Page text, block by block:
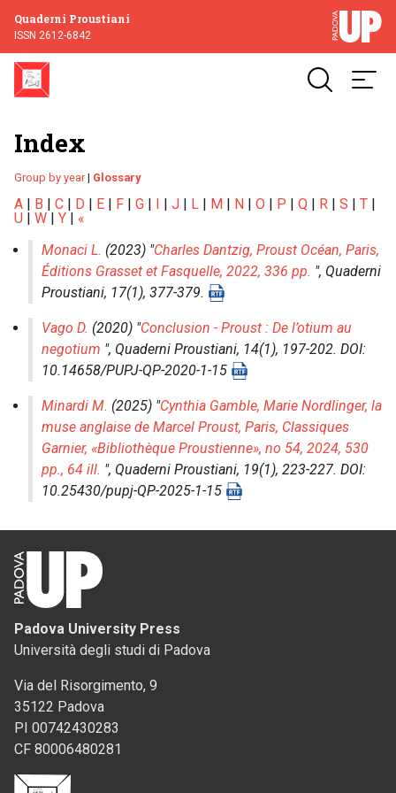
Quaderni Proustiani
ISSN 2612-6842
Index
Group by year | Glossary
A | B | C | D | E | F | G | I | J | L | M | N | O | P | Q | R | S | T |
U | W | Y | «
Monaci L. (2023) "Charles Dantzig, Proust Océan, Paris,
Éditions Grasset et Fasquelle, 2022, 336 pp. ", Quaderni
Proustiani, 17(1), 377-379.
Vago D. (2020) "Conclusion - Proust : De l’otium au
negotium ", Quaderni Proustiani, 14(1), 197-202. DOI:
10.14658/PUPJ-QP-2020-1-15
Minardi M. (2025) "Cynthia Gamble, Marie Nordlinger, la
muse anglaise de Marcel Proust, Paris, Classiques
Garnier, «Bibliothèque Proustienne», no 54, 2024, 530
pp., 64 ill. ", Quaderni Proustiani, 19(1), 223-227. DOI:
10.25430/pupj-QP-2025-1-15
Padova University Press
Università degli studi di Padova
Via del Risorgimento, 9
35122 Padova
PI 00742430283
CF 80006480281